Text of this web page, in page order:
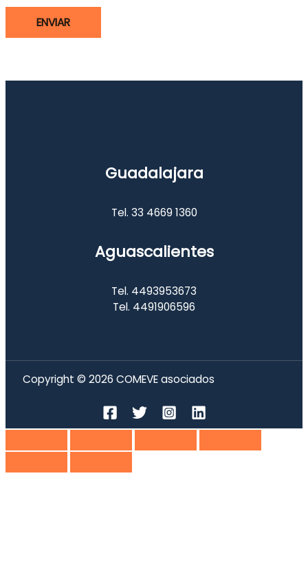
Guadalajara
Tel. 33 4669 1360
Aguascalientes
Tel. 4493953673
Tel. 4491906596
Copyright © 2026 COMEVE asociados